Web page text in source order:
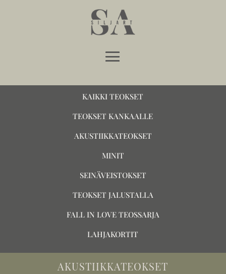
KAIKKI TEOKSET
TEOKSET KANKAALLE
AKUSTIIKKATEOKSET
MINIT
SEINÄVEISTOKSET
TEOKSET JALUSTALLA
FALL IN LOVE TEOSSARJA
LAHJAKORTIT
AKUSTIIKKATEOKSET